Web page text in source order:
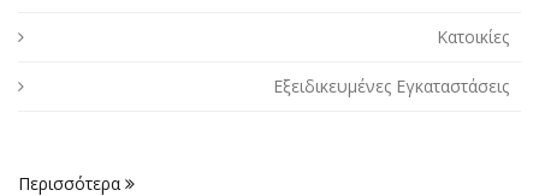
Κατοικίες
Εξειδικευμένες Εγκαταστάσεις
Περισσότερα